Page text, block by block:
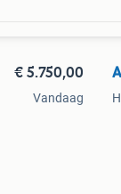
€ 5.750,00
Vandaag